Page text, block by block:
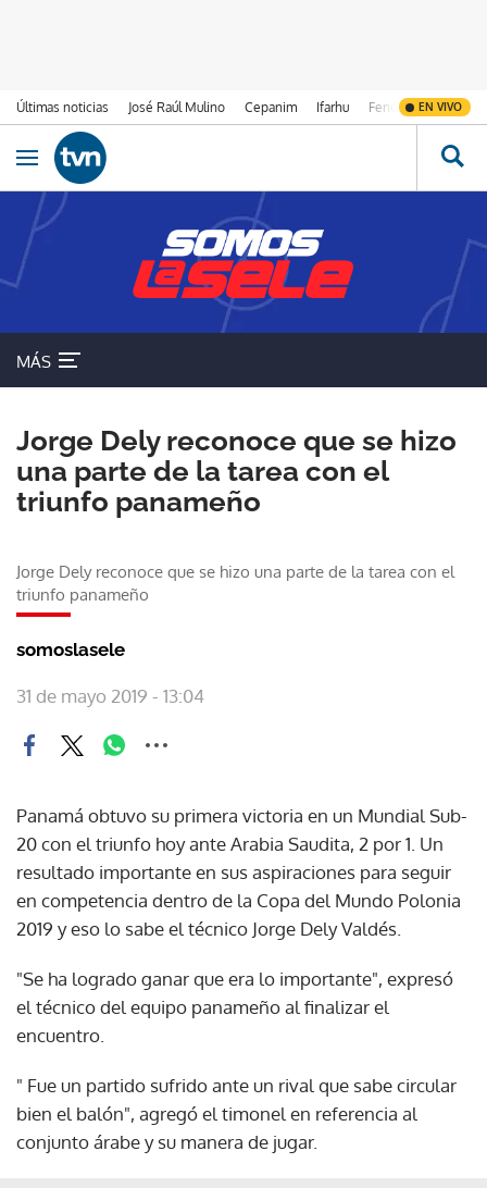
Últimas noticias José Raúl Mulino Cepanim Ifarhu Fenómeno de El
EN VIVO
Ir al contenido
Obrir navegació
MÁS
Jorge Dely reconoce que se hizo
una parte de la tarea con el
triunfo panameño
Jorge Dely reconoce que se hizo una parte de la tarea con el
triunfo panameño
somoslasele
31 de mayo 2019 - 13:04
Panamá obtuvo su primera victoria en un Mundial Sub-
20 con el triunfo hoy ante Arabia Saudita, 2 por 1. Un
resultado importante en sus aspiraciones para seguir
en competencia dentro de la Copa del Mundo Polonia
2019 y eso lo sabe el técnico Jorge Dely Valdés.
"Se ha logrado ganar que era lo importante", expresó
el técnico del equipo panameño al finalizar el
encuentro.
" Fue un partido sufrido ante un rival que sabe circular
bien el balón", agregó el timonel en referencia al
conjunto árabe y su manera de jugar.